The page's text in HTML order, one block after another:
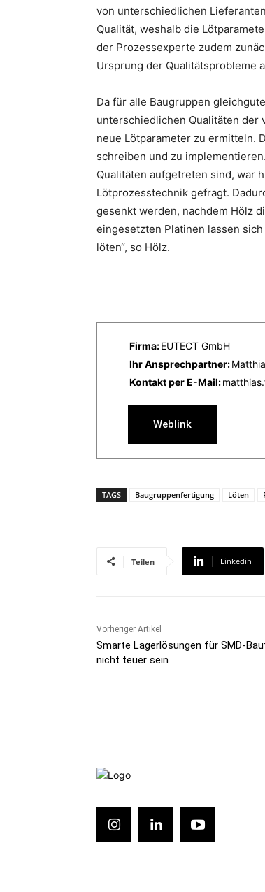
von unterschiedlichen
Qualität, weshalb die
der Prozessexperte zudem
Ursprung der Qualitätsprobleme
Da für alle Baugruppen
unterschiedlichen Qualitäten
neue Lötparameter zu ermitteln.
schreiben und zu
Qualitäten aufgetreten sind, war
Lötprozesstechnik gefragt.
gesenkt werden, nachdem Hölz
eingesetzten Platinen lassen
löten“, so Hölz.
Firma:EUTECT GmbH
Ihr Ansprechpartner:
Kontakt per E-Mail:
Weblink
TAGS Baugruppenfertigung Löten
Teilen Linkedin
Vorheriger Artikel
Smarte Lagerlösungen für SMD-
nicht teuer sein